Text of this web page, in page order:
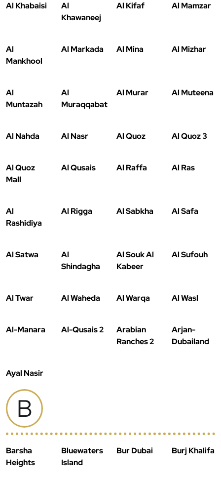
Al Khabaisi
Al
Khawaneej
Al Kifaf Al Mamzar
Al
Mankhool
Al Markada Al Mina Al Mizhar
Al
Muntazah
Al
Muraqqabat
Al Murar Al Muteena
Al Nahda Al Nasr Al Quoz Al Quoz 3
Al Quoz
Mall
Al Qusais Al Raffa Al Ras
Al
Rashidiya
Al Rigga Al Sabkha Al Safa
Al Satwa
Al
Shindagha
Al Souk Al
Kabeer
Al Sufouh
Al Twar Al Waheda Al Warqa Al Wasl
Al-Manara Al-Qusais 2
Arabian
Ranches 2
Arjan-
Dubailand
Ayal Nasir
B
Barsha
Heights
Bluewaters
Island
Bur Dubai Burj Khalifa